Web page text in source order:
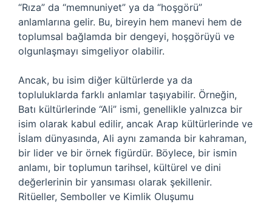
“Rıza” da “memnuniyet” ya da “hoşgörü”
anlamlarına gelir. Bu, bireyin hem manevi hem de
toplumsal bağlamda bir dengeyi, hoşgörüyü ve
olgunlaşmayı simgeliyor olabilir.
Ancak, bu isim diğer kültürlerde ya da
topluluklarda farklı anlamlar taşıyabilir. Örneğin,
Batı kültürlerinde “Ali” ismi, genellikle yalnızca bir
isim olarak kabul edilir, ancak Arap kültürlerinde ve
İslam dünyasında, Ali aynı zamanda bir kahraman,
bir lider ve bir örnek figürdür. Böylece, bir ismin
anlamı, bir toplumun tarihsel, kültürel ve dini
değerlerinin bir yansıması olarak şekillenir.
Ritüeller, Semboller ve Kimlik Oluşumu